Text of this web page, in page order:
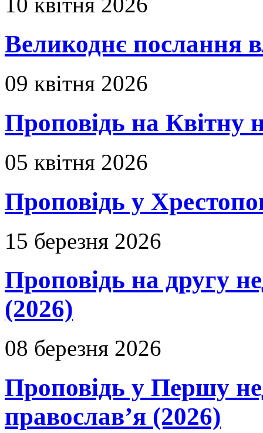
Великоднє послання
09 квітня 2026
Проповідь на Квітну
05 квітня 2026
Проповідь у
15 березня 2026
Проповідь на другу
(2026)
08 березня 2026
Проповідь у Першу
православ’я (2026)